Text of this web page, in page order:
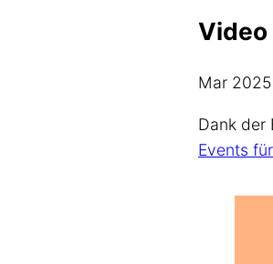
Video
Mar 2025
Dank der
Events